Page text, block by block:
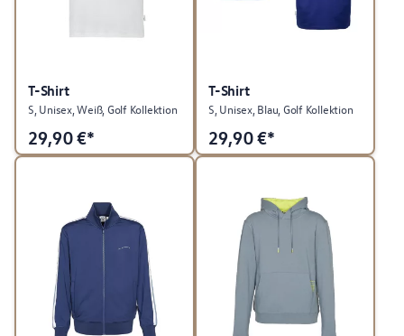
T-Shirt
S, Unisex, Weiß, Golf Kollektion
29,90€*
T-Shirt
S, Unisex, Blau, Golf Kollektion
29,90€*